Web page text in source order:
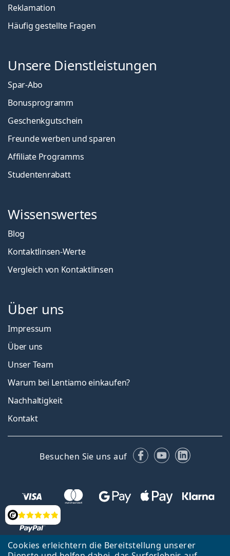
Cookies erleichtern die Bereitstellung unserer
Bewertung
Reklamation
Häufig gestellte Fragen
Unsere Dienstleistungen
Spar-Abo
Bonusprogramm
Geschenkgutschein
Freunde werben und sparen
Affiliate Programms
Studentenrabatt
Wissenswertes
Blog
Kontaktlinsen-Werte
Vergleich von Kontaktlinsen
Über uns
Impressum
Über uns
Unser Team
Warum bei Lentiamo einkaufen?
Nachhaltigkeit
Kontakt
Besuchen Sie uns auf Facebook
YouTubeLinkedIn